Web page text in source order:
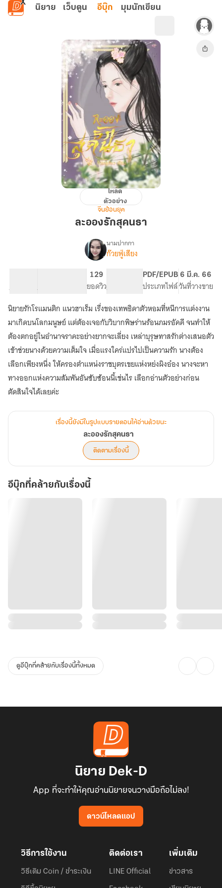
ข้ามไปยังเนื้อหาหลัก
นิยาย เว็บตูน อีบุ๊ก มุมนักเขียน
ละออง
โหลด
ตัวอย่าง
จีนย้อนยุค
ละอองรักสุคนธา
เรื่อง
ละออง
นามปากกา
ก๊วยฟู่เสียง
จำนวนคำ จำนวนหน้า (A5)
129
ยอดวิวระดับเนื้อหา
PDF/EPUB
ประเภทไฟล์
6 มี.ค. 66
วันที่วางขาย
นิยายรักโรแมนติก แนวฮาเร็ม เรื่งของเทพธิดาตัวหอมที่หนีการแต่งงาน
มาเกิดบนโลกมนูษย์ แต่ต้องเจอกับวิบากพิษร่านร้อนภมรอัคคี จนทำให้
ต้องตกอยู่ในอำนาจราคะอย่างยากจะเลี่ยง เหล่าบุรุษทาสรักต่างเสนอตัว
เข้าช่วยนางด้วยความเต็มใจ เมื่อแรงใคร่แปรไปเป็นความรัก นางต้อง
เลือกเพียงหนึ่ง ให้ครองตำแหน่งราชบุตรเขยแห่งหย่งผิงอ๋อง นางจะหา
ทางออกแห่งความสัมพันอันซับซ้อนนี้เช่นไร เลือกอ่านตัวอย่างก่อน
ตัดสินใจได้เลยค่ะ
เรื่องนี้ยังมีในรูปแบบรายตอนให้อ่านด้วยนะ
ละอองรักสุคนธา
ติดตามเรื่องนี้
อีบุ๊กที่คล้ายกับเรื่องนี้
ดูอีบุ๊กที่คล้ายกับเรื่องนี้ทั้งหมด
นิยาย Dek-D
App ที่จะทำให้คุณอ่านนิยายจนวางมือถือไม่ลง!
ดาวน์โหลดแอป
วิธีการใช้งาน
วิธีเติม Coin / ชำระเงิน
ติดต่อเรา
LINE Official
เพิ่มเติม
ข่าวสาร